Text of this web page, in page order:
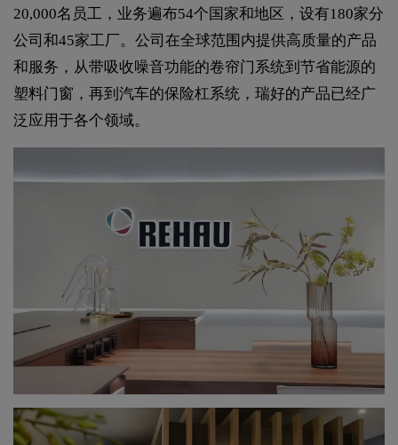
20,000名员工，业务遍布54个国家和地区，设有180家分
公司和45家工厂。公司在全球范围内提供高质量的产品
和服务，从带吸收噪音功能的卷帘门系统到节省能源的
塑料门窗，再到汽车的保险杠系统，瑞好的产品已经广
泛应用于各个领域。